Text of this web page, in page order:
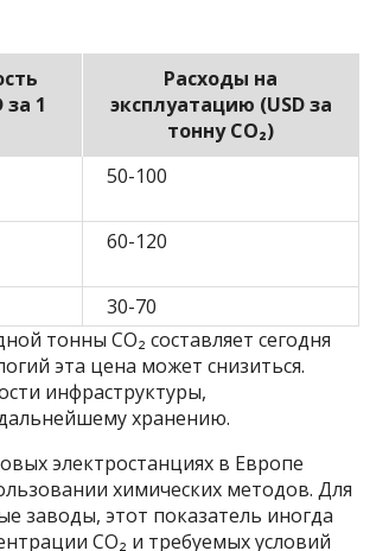
1
Расходы на
эксплуатацию (USD за
тонну CO₂)
50-100
60-120
30-70
тонны CO₂ составляет сегодня
эта цена может снизиться.
инфраструктуры,
хранению.
электростанциях в Европе
химических методов. Для
заводы, этот показатель иногда
CO₂ и требуемых условий